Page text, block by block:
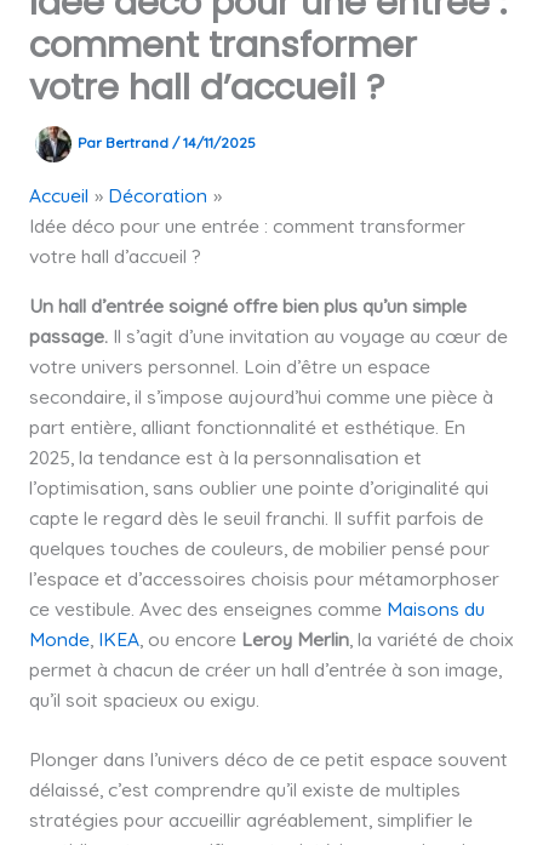
comment transformer
votre hall d’accueil ?
Par Bertrand /14/11/2025
Accueil
Décoration
Idée déco pour une entrée : comment transformer
votre hall d’accueil ?
Un hall d’entrée soigné offre bien plus qu’un simple
passage.Il s’agit d’une invitation au voyage au cœur de
votre univers personnel. Loin d’être un espace
secondaire, il s’impose aujourd’hui comme une pièce à
part entière, alliant fonctionnalité et esthétique. En
2025, la tendance est à la personnalisation et
l’optimisation, sans oublier une pointe d’originalité qui
capte le regard dès le seuil franchi. Il suffit parfois de
quelques touches de couleurs, de mobilier pensé pour
l’espace et d’accessoires choisis pour métamorphoser
ce vestibule. Avec des enseignes comme Maisons du
Monde, IKEA, ou encore Leroy Merlin, la variété de choix
permet à chacun de créer un hall d’entrée à son image,
qu’il soit spacieux ou exigu.
Plonger dans l’univers déco de ce petit espace souvent
délaissé, c’est comprendre qu’il existe de multiples
stratégies pour accueillir agréablement, simplifier le